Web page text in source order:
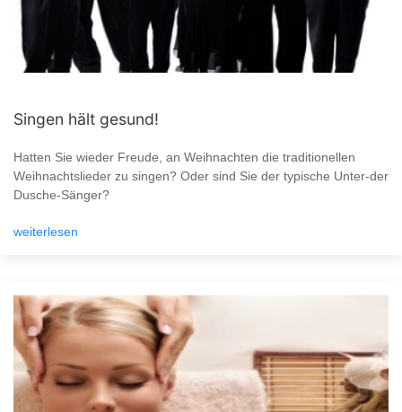
Singen hält gesund!
Hatten Sie wieder Freude, an Weihnachten die traditionellen
Weihnachtslieder zu singen? Oder sind Sie der typische Unter-der
Dusche-Sänger?
weiterlesen